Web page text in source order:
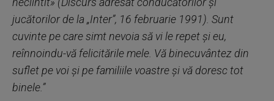
jucătorilor de la „Inter”, 16 februarie 1991). Sunt
cuvinte pe care simt nevoia să vi le repet şi eu,
reînnoindu-vă felicitările mele. Vă binecuvântez din
suflet pe voi şi pe familiile voastre şi vă doresc tot
binele.”